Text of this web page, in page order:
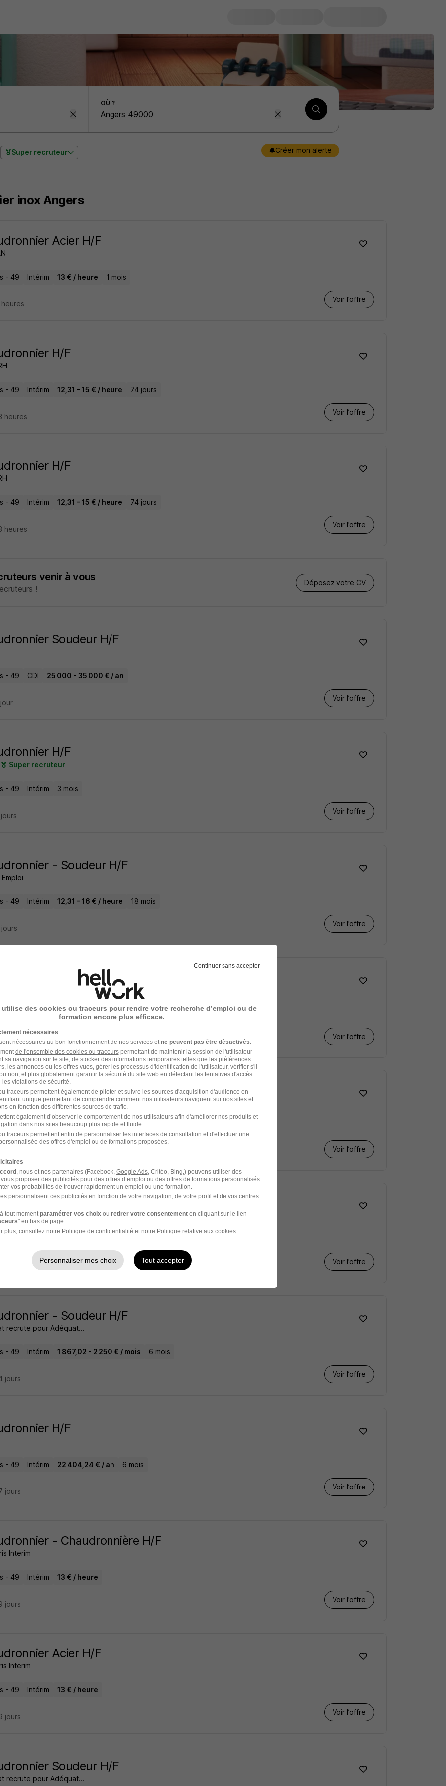
OÙ ?
Super recruteur Créer mon alerte
inox Angers
Acier H/F
- 49 Intérim 13 € / heure 1 mois
Voir l’offre
H/F
- 49 Intérim 12,31 - 15 € / heure 74 jours
Voir l’offre
heures
H/F
- 49 Intérim 12,31 - 15 € / heure 74 jours
Voir l’offre
heures
venir à vous
!
Déposez votre CV
Soudeur H/F
- 49 CDI 25 000 - 35 000 € / an
Voir l’offre
H/F
Super recruteur
- 49 Intérim 3 mois
Voir l’offre
- Soudeur H/F
- 49 Intérim 12,31 - 16 € / heure 18 mois
Voir l’offre
- Soudeur H/F
13 - 16 € / heure
Voir l’offre
H/F
- 49 Intérim 25 000 - 40 000 € / an 3 mois
Voir l’offre
- Soudeur H/F
recrute pour Adéquat...
Voir l’offre
- Soudeur H/F
recrute pour Adéquat...
- 49 Intérim 1 867,02 - 2 250 € / mois 6 mois
Voir l’offre
jours
H/F
- 49 Intérim 22 404,24 € / an 6 mois
Voir l’offre
jours
- Chaudronnière H/F
Interim
- 49 Intérim 13 € / heure
Voir l’offre
jours
Acier H/F
Interim
- 49 Intérim 13 € / heure
Voir l’offre
jours
Soudeur H/F
recrute pour Adéquat...
Continuer sans accepter
utilise des cookies ou traceurs pour rendre votre recherche d’emploi ou de
formation encore plus efficace.
nécessaires
nécessaires au bon fonctionnement de nos services et ne peuvent pas être désactivés
de l'ensemble des cookies ou traceurspermettant de maintenir la session de l'utilisateur
sa navigation sur le site, de stocker des informations temporaires telles que les préférences
les annonces ou les offres vues, gérer les processus d'identification de l'utilisateur, vérifier s'il
non, et plus globalement garantir la sécurité du site web en détectant les tentatives d'accès
violations de sécurité.
traceurs permettent également de piloter et suivre les sources d'acquisition d'audience en
unique permettant de comprendre comment nos utilisateurs naviguent sur nos sites et
en fonction des différentes sources de trafic.
également d’observer le comportement de nos utilisateurs afin d'améliorer nos produits et
dans nos sites beaucoup plus rapide et fluide.
traceurs permettent enfin de personnaliser les interfaces de consultation et d'effectuer une
des offres d'emploi ou de formations proposées.
, nous et nos partenaires (Facebook, Google Ads, Critéo, Bing,) pouvons utiliser des
proposer des publicités pour des offres d’emploi ou des offres de formations personnalisés
vos probabilités de trouver rapidement un emploi ou une formation.
personnalisent ces publicités en fonction de votre navigation, de votre profil et de vos centres
tout moment paramétrer vos choix ou retirer votre consentementen cliquant sur le lien
" en bas de page.
plus, consultez notre Politique de confidentialité et notre Politique relative aux cookies.
Personnaliser mes choix Tout accepter